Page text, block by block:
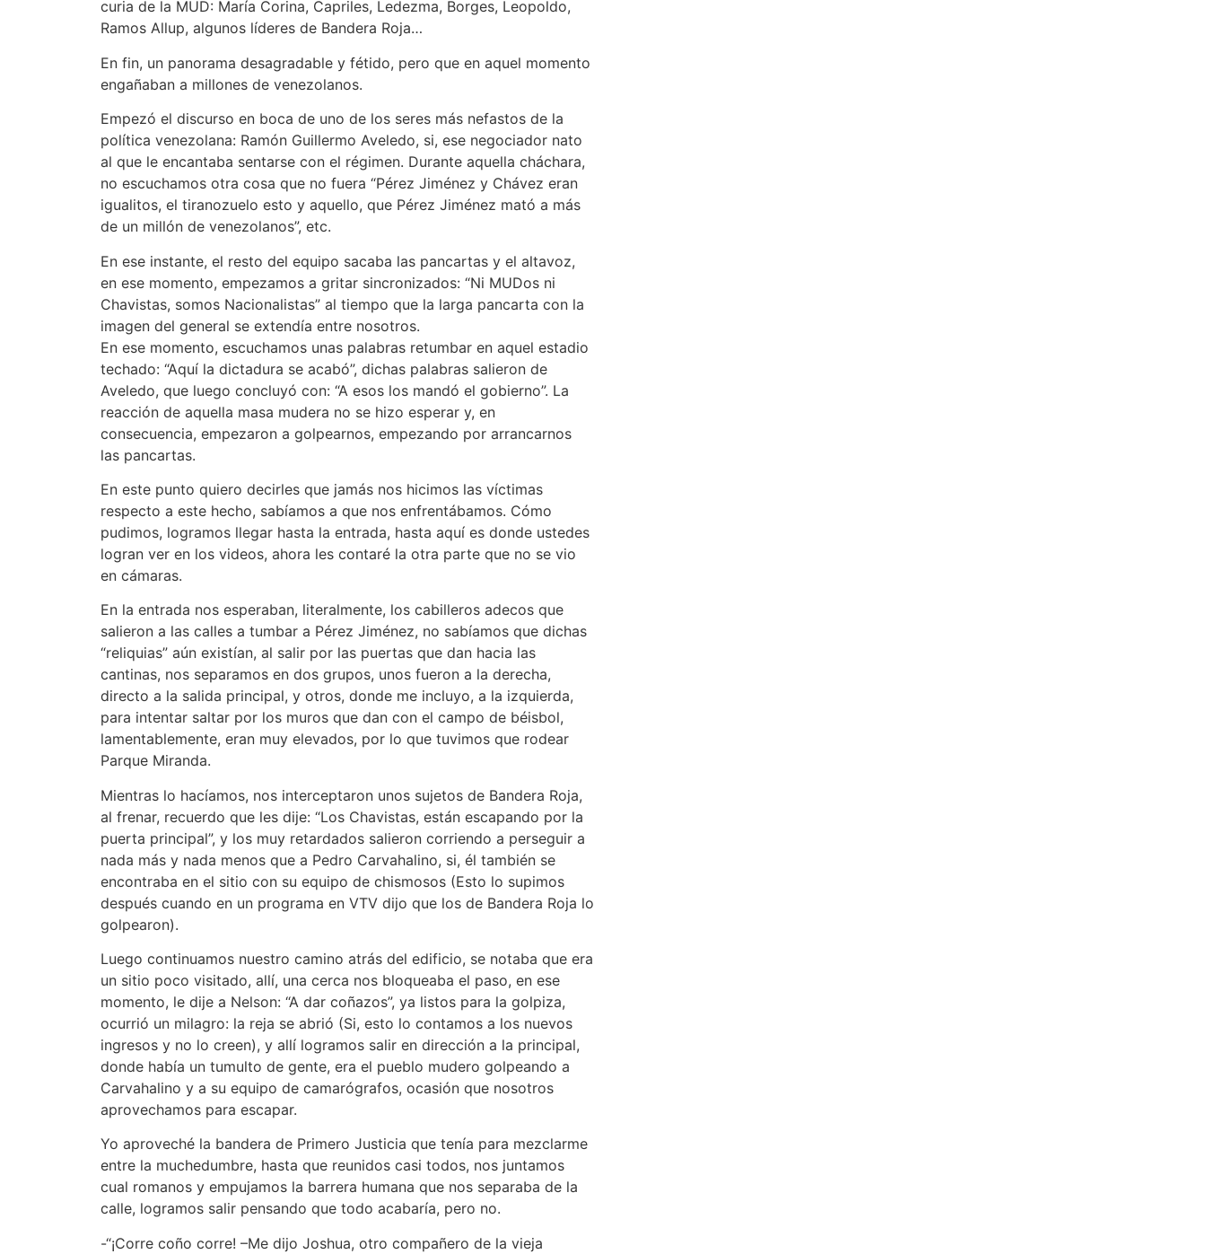
curia de la MUD: María Corina, Capriles, Ledezma, Borges, Leopoldo,
Ramos Allup, algunos líderes de Bandera Roja…
En fin, un panorama desagradable y fétido, pero que en aquel momento
engañaban a millones de venezolanos.
Empezó el discurso en boca de uno de los seres más nefastos de la
política venezolana: Ramón Guillermo Aveledo, si, ese negociador nato
al que le encantaba sentarse con el régimen. Durante aquella cháchara,
no escuchamos otra cosa que no fuera “Pérez Jiménez y Chávez eran
igualitos, el tiranozuelo esto y aquello, que Pérez Jiménez mató a más
de un millón de venezolanos”, etc.
En ese instante, el resto del equipo sacaba las pancartas y el altavoz,
en ese momento, empezamos a gritar sincronizados: “Ni MUDos ni
Chavistas, somos Nacionalistas” al tiempo que la larga pancarta con la
imagen del general se extendía entre nosotros.
En ese momento, escuchamos unas palabras retumbar en aquel estadio
techado: “Aquí la dictadura se acabó”, dichas palabras salieron de
Aveledo, que luego concluyó con: “A esos los mandó el gobierno”. La
reacción de aquella masa mudera no se hizo esperar y, en
consecuencia, empezaron a golpearnos, empezando por arrancarnos
las pancartas.
En este punto quiero decirles que jamás nos hicimos las víctimas
respecto a este hecho, sabíamos a que nos enfrentábamos. Cómo
pudimos, logramos llegar hasta la entrada, hasta aquí es donde ustedes
logran ver en los videos, ahora les contaré la otra parte que no se vio
en cámaras.
En la entrada nos esperaban, literalmente, los cabilleros adecos que
salieron a las calles a tumbar a Pérez Jiménez, no sabíamos que dichas
“reliquias” aún existían, al salir por las puertas que dan hacia las
cantinas, nos separamos en dos grupos, unos fueron a la derecha,
directo a la salida principal, y otros, donde me incluyo, a la izquierda,
para intentar saltar por los muros que dan con el campo de béisbol,
lamentablemente, eran muy elevados, por lo que tuvimos que rodear
Parque Miranda.
Mientras lo hacíamos, nos interceptaron unos sujetos de Bandera Roja,
al frenar, recuerdo que les dije: “Los Chavistas, están escapando por la
puerta principal”, y los muy retardados salieron corriendo a perseguir a
nada más y nada menos que a Pedro Carvahalino, si, él también se
encontraba en el sitio con su equipo de chismosos (Esto lo supimos
después cuando en un programa en VTV dijo que los de Bandera Roja lo
golpearon).
Luego continuamos nuestro camino atrás del edificio, se notaba que era
un sitio poco visitado, allí, una cerca nos bloqueaba el paso, en ese
momento, le dije a Nelson: “A dar coñazos”, ya listos para la golpiza,
ocurrió un milagro: la reja se abrió (Si, esto lo contamos a los nuevos
ingresos y no lo creen), y allí logramos salir en dirección a la principal,
donde había un tumulto de gente, era el pueblo mudero golpeando a
Carvahalino y a su equipo de camarógrafos, ocasión que nosotros
aprovechamos para escapar.
Yo aproveché la bandera de Primero Justicia que tenía para mezclarme
entre la muchedumbre, hasta que reunidos casi todos, nos juntamos
cual romanos y empujamos la barrera humana que nos separaba de la
calle, logramos salir pensando que todo acabaría, pero no.
-“¡Corre coño corre! –Me dijo Joshua, otro compañero de la vieja